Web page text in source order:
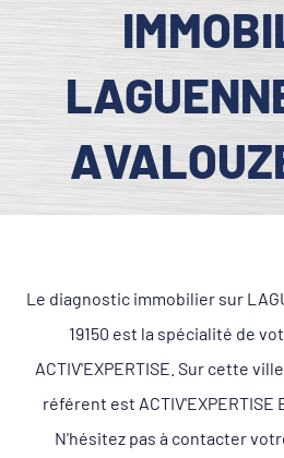
Le diagnostic immobilier sur
19150 est la spécialité de
ACTIV'EXPERTISE. Sur cette
référent est ACTIV'EXPERTISE
N'hésitez pas à contacter